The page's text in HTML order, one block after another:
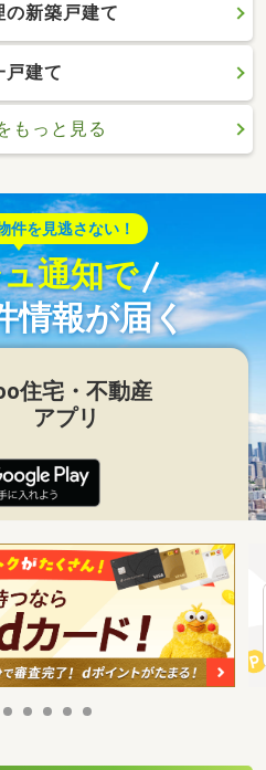
新築戸建て
戸建て
もっと見る
件を見逃さない！
通知で
情報が届く
住宅・不動産
アプリ